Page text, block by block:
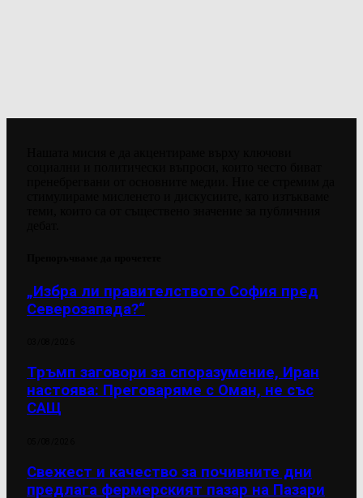
„Избра ли правителството София пред
Северозапада?“
Тръмп заговори за споразумение, Иран
настоява: Преговаряме с Оман, не със
САЩ
Свежест и качество за почивните дни
предлага фермерският пазар на Пазари